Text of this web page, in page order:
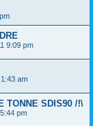
9:09 pm
am
TONNE SDIS90 /!\
pm